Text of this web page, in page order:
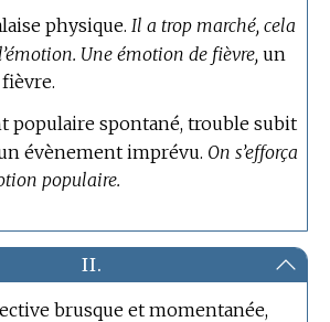
physique. Il a trop marché, cela
Une émotion de fièvre, un
populaire spontané, trouble subit
évènement imprévu. On s’efforça
populaire.
II.
brusque et momentanée,